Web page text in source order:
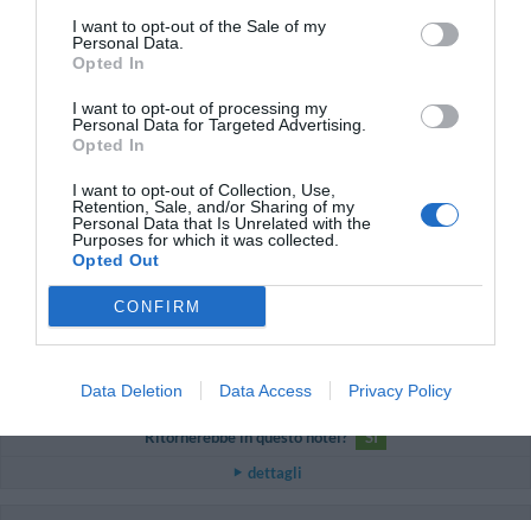
I want to opt-out of the Sale of my
Personal Data.
Opted In
I want to opt-out of processing my
Personal Data for Targeted Advertising.
Opted In
I want to opt-out of Collection, Use,
Retention, Sale, and/or Sharing of my
Personal Data that Is Unrelated with the
Purposes for which it was collected.
Opted Out
CONFIRM
Data Deletion Data Access Privacy Policy
dettagli
Maggio 2011
Viaggiatore Singolo Business
Ritornerebbe in questo hotel?
dettagli
Grecia
Marzo 2011
Viaggiatore con amici/colleghi
This is the second time we stay in this hotel, well positioned to visit Lago
Maggiore and Orta, very good value for money
Ritornerebbe in questo hotel?
SI
dettagli